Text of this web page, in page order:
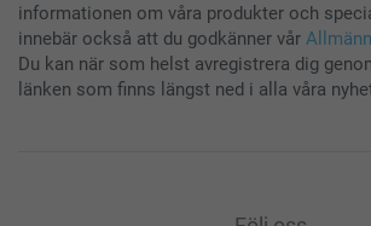
informationen om våra produkter och
innebär också att du godkänner vår
Du kan när som helst avregistrera dig
länken som finns längst ned i alla våra